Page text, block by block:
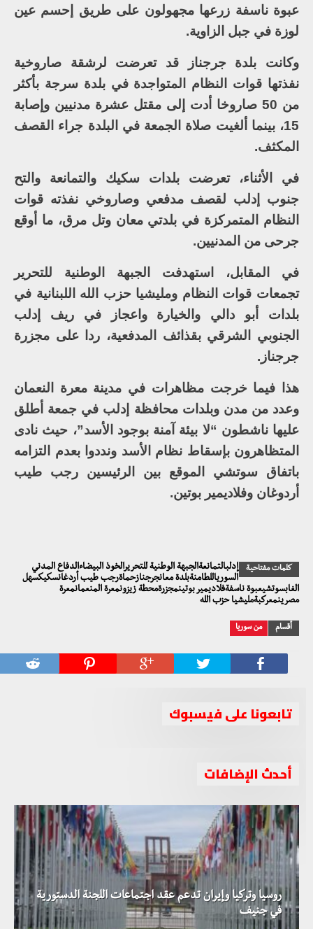
عبوة ناسفة زرعها مجهولون على طريق إحسم عين
لوزة في جبل الزاوية.
وكانت بلدة جرجناز قد تعرضت لرشقة صاروخية
نفذتها قوات النظام المتواجدة في بلدة سرجة بأكثر
من 50 صاروخا أدت إلى مقتل عشرة مدنيين وإصابة
15، بينما ألغيت صلاة الجمعة في البلدة جراء القصف
المكثف.
في الأثناء، تعرضت بلدات سكيك والتمانعة والتح
جنوب إدلب لقصف مدفعي وصاروخي نفذته قوات
النظام المتمركزة في بلدتي معان وتل مرق، ما أوقع
جرحى من المدنيين.
في المقابل، استهدفت الجبهة الوطنية للتحرير
تجمعات قوات النظام ومليشيا حزب الله اللبنانية في
بلدات أبو دالي والخيارة واعجاز في ريف إدلب
الجنوبي الشرقي بقذائف المدفعية، ردا على مجزرة
جرجناز.
هذا فيما خرجت مظاهرات في مدينة معرة النعمان
وعدد من مدن وبلدات محافظة إدلب في جمعة أطلق
عليها ناشطون “لا بيئة آمنة بوجود الأسد”، حيث نادى
المتظاهرون بإسقاط نظام الأسد ونددوا بعدم التزامه
باتفاق سوتشي الموقع بين الرئيسين رجب طيب
أردوغان وفلاديمير بوتين.
كلمات مفتاحية
إدلبالتمانعةالجبهة الوطنية للتحريرالخوذ البيضاءالدفاع المدني
السورياللطامنةبلدة معانجرجنازحماةرجب طيب أردغانسكيكسهل
الغابسوتشيعبوة ناسفةفلاديمير بوتينمجزرةمحطة زيزونمعرة المنعمانمعرة
مصرينمعركبةمليشيا حزب الله
أقسام من سوريا
تابعونا على فيسبوك
أحدث الإضافات
روسيا وتركيا وإيران تدعم عقد اجتماعات اللجنة الدستورية
في جنيف